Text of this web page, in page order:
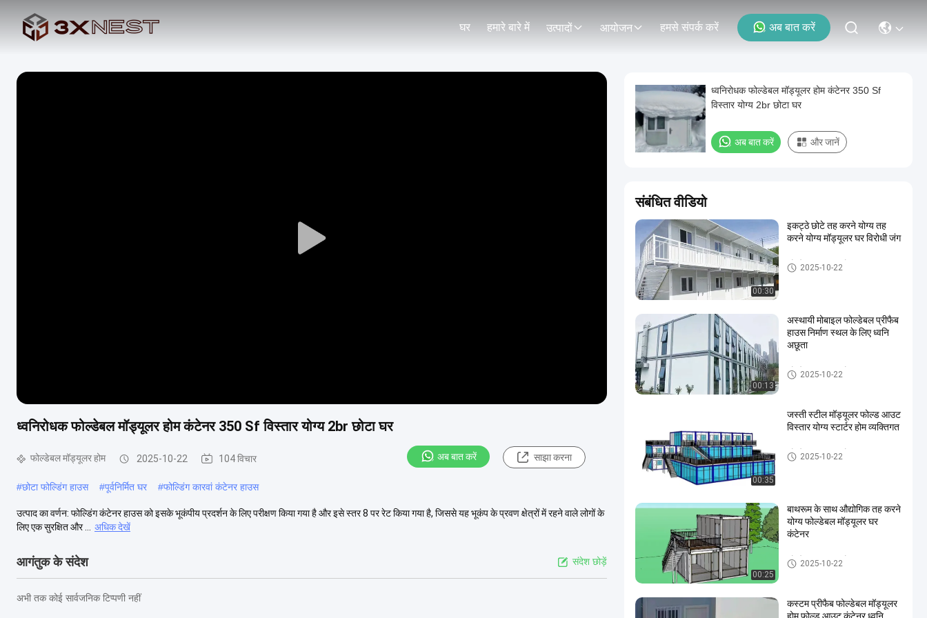
घर हमारे बारे में उत्पादों आयोजन हमसे संपर्क करें अब बात करें
Play
ध्वनिरोधक फोल्डेबल मॉड्यूलर होम कंटेनर 350 Sf विस्तार योग्य 2br छोटा घर
फोल्डेबल मॉड्यूलर होम 2025-10-22 104 विचार अब बात करें साझा करना
#छोटा फोल्डिंग हाउस #पूर्वनिर्मित घर #फोल्डिंग कारवां कंटेनर हाउस
उत्पाद का वर्णन: फोल्डिंग कंटेनर हाउस को इसके भूकंपीय प्रदर्शन के लिए परीक्षण किया गया है और इसे स्तर 8 पर रेट किया गया है, जिससे यह भूकंप के प्रवण क्षेत्रों में रहने वाले लोगों के
लिए एक सुरक्षित और ...
अधिक देखें
आगंतुक के संदेश संदेश छोड़ें
अभी तक कोई सार्वजनिक टिप्पणी नहीं
ध्वनिरोधक फोल्डेबल मॉड्यूलर होम कंटेनर 350 Sf
विस्तार योग्य 2br छोटा घर
अब बात करें और जानें
संबंधित वीडियो
00:30
इकट्ठे छोटे तह करने योग्य तह
करने योग्य मॉड्यूलर घर विरोधी जंग
फोल्डेबल मॉड्यूलर होम
2025-10-22
00:13
अस्थायी मोबाइल फोल्डेबल प्रीफैब
हाउस निर्माण स्थल के लिए ध्वनि
अछूता
फोल्डेबल मॉड्यूलर होम
2025-10-22
00:35
जस्ती स्टील मॉड्यूलर फोल्ड आउट
विस्तार योग्य स्टार्टर होम व्यक्तिगत
फोल्डेबल मॉड्यूलर होम
2025-10-22
00:25
बाथरूम के साथ औद्योगिक तह करने
योग्य फोल्डेबल मॉड्यूलर घर
कंटेनर
फोल्डेबल मॉड्यूलर होम
2025-10-22
कस्टम प्रीफैब फोल्डेबल मॉड्यूलर